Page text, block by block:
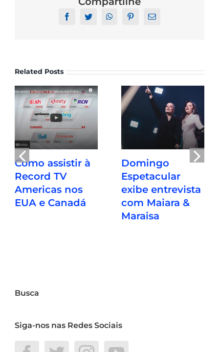
FacebookTwitter WhatsAppPinterestEmail
Related Posts
Como assistir à
Record TV
Americas nos
EUA e Canadá
Domingo
Espetacular
exibe entrevista
com Maiara &
Maraisa
Busca
Siga-nos nas Redes Sociais